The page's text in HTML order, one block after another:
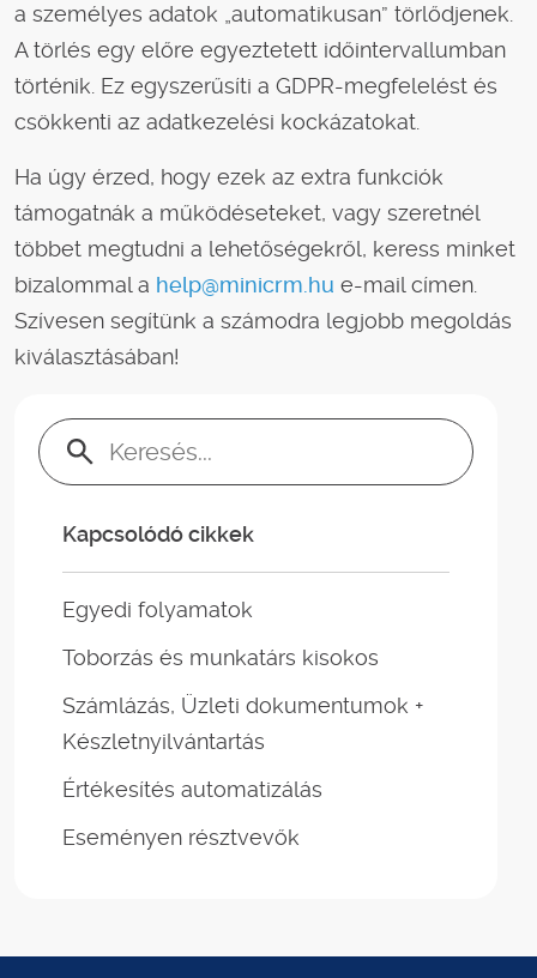
a személyes adatok „automatikusan” törlődjenek.
A törlés egy előre egyeztetett időintervallumban
történik. Ez egyszerűsíti a GDPR-megfelelést és
csökkenti az adatkezelési kockázatokat.
Ha úgy érzed, hogy ezek az extra funkciók
támogatnák a működéseteket, vagy szeretnél
többet megtudni a lehetőségekről, keress minket
bizalommal a help@minicrm.hu e-mail címen.
Szívesen segítünk a számodra legjobb megoldás
kiválasztásában!
Keresés:
Kapcsolódó cikkek
Egyedi folyamatok
Toborzás és munkatárs kisokos
Számlázás, Üzleti dokumentumok +
Készletnyilvántartás
Értékesítés automatizálás
Eseményen résztvevők